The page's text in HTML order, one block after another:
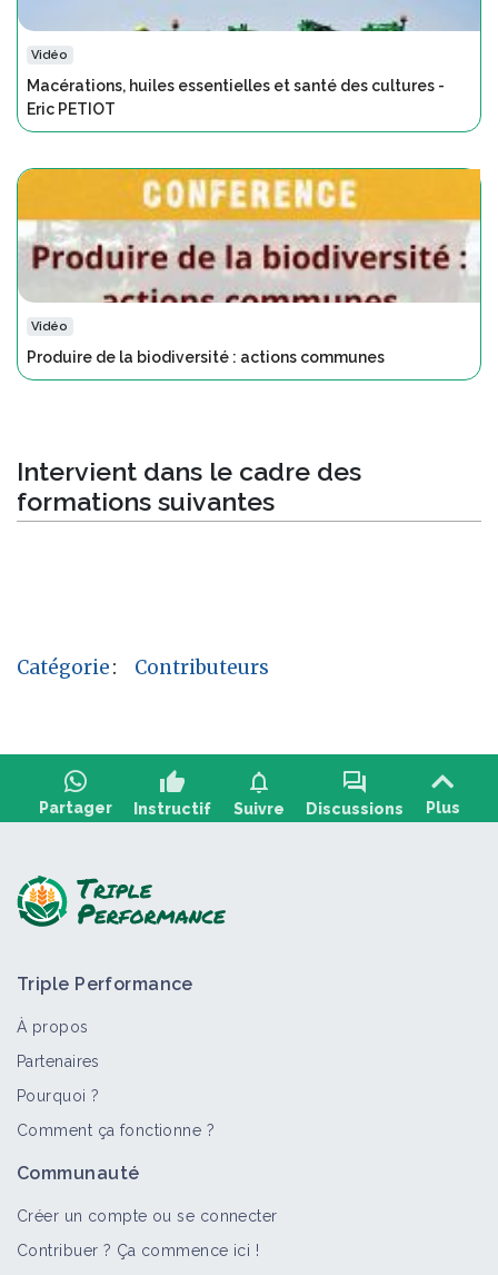
Vidéo
Macérations, huiles essentielles et santé des cultures -
Eric PETIOT
Vidéo
Produire de la biodiversité : actions communes
Intervient dans le cadre des
formations suivantes
Catégorie: Contributeurs
Partager
thumb_up
Instructif
notifications
Suivre
forum
Discussions Plus
Vidéo
Triple Performance
À propos
Partenaires
Pourquoi ?
Comment ça fonctionne ?
Communauté
Créer un compte ou se connecter
Contribuer ? Ça commence ici !